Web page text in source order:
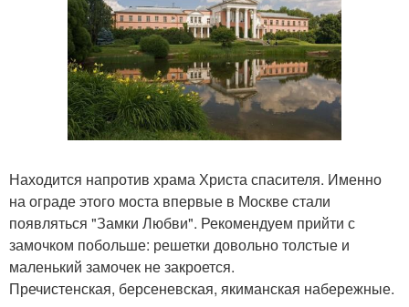
Находится напротив храма Христа спасителя. Именно
на ограде этого моста впервые в Москве стали
появляться "Замки Любви". Рекомендуем прийти с
замочком побольше: решетки довольно толстые и
маленький замочек не закроется.
Пречистенская, берсеневская, якиманская набережные.